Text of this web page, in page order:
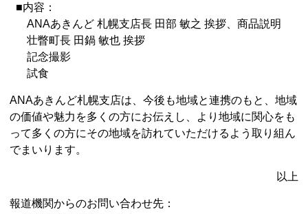
■内容：
ANAあきんど 札幌支店長 田部 敏之 挨拶、商品説明
壮瞥町長 田鍋 敏也 挨拶
記念撮影
試食
ANAあきんど札幌支店は、今後も地域と連携のもと、地域
の価値や魅力を多くの方にお伝えし、より地域に関心をも
って多くの方にその地域を訪れていただけるよう取り組ん
でまいります。
以上
報道機関からのお問い合わせ先：